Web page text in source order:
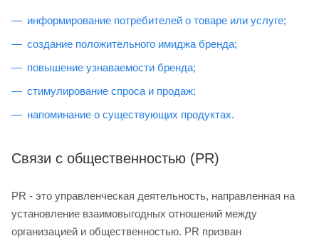
информирование потребителей о товаре или услуге;
создание положительного имиджа бренда;
повышение узнаваемости бренда;
стимулирование спроса и продаж;
напоминание о существующих продуктах.
Связи с общественностью (PR)
PR - это управленческая деятельность, направленная на
установление взаимовыгодных отношений между
организацией и общественностью. PR призван